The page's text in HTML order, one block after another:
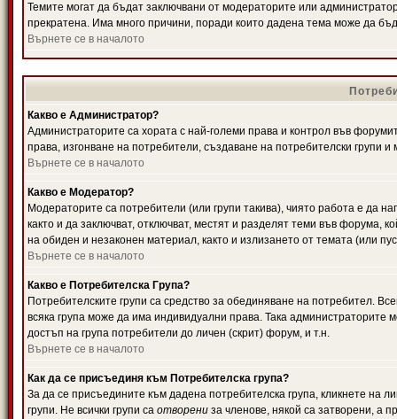
Темите могат да бъдат заключвани от модераторите или
прекратена. Има много причини, поради които дадена тема може да
Върнете се в началото
Какво е Администратор?
Администраторите са хората с най-големи права и контрол във
права, изгонване на потребители, създаване на потребителски групи
Върнете се в началото
Какво е Модератор?
Модераторите са потребители (или групи такива), чиято работа е да
както и да заключват, отключват, местят и разделят теми във форума,
на обиден и незаконен материал, както и излизането от темата (или
Върнете се в началото
Какво е Потребителска Група?
Потребителските групи са средство за обединяване на потребител.
всяка група може да има индивидуални права. Така
достъп на група потребители до личен (скрит) форум, и т.н.
Върнете се в началото
Как да се присъединя към Потребителска група?
За да се присъедините към дадена потребителска група, кликнете на
групи. Не всички групи са отворени за членове, някой са затворени, а